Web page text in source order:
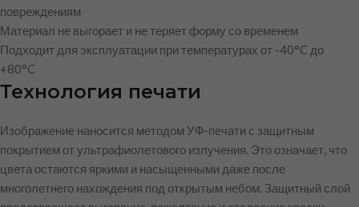
повреждениям
Материал не выгорает и не теряет форму со временем
Подходит для эксплуатации при температурах от -40°C до
+80°C
Технология печати
Изображение наносится методом УФ-печати с защитным
покрытием от ультрафиолетового излучения. Это означает, что
цвета остаются яркими и насыщенными даже после
многолетнего нахождения под открытым небом. Защитный слой